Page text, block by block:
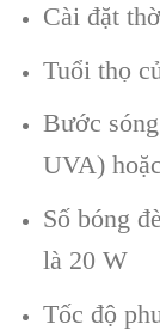
Cài đặt
Tuổi thọ
Bước
UVA)
Số bóng
là 20 W
Tốc độ